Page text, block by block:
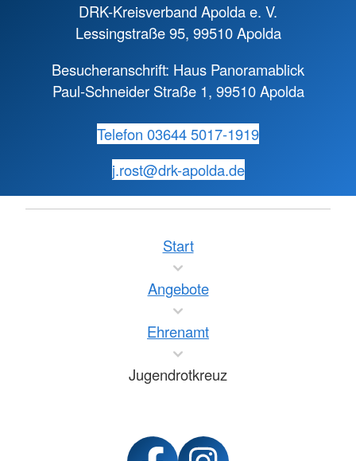
DRK-Kreisverband Apolda e. V.
Lessingstraße 95, 99510 Apolda
Besucheranschrift: Haus Panoramablick
Paul-Schneider Straße 1, 99510 Apolda
Telefon 03644 5017-1919
j.rost@drk-apolda.de
Start
Angebote
Ehrenamt
Jugendrotkreuz